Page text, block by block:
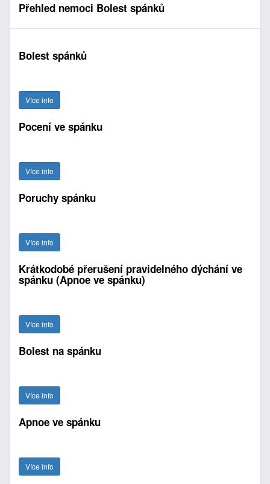
Přehled nemoci Bolest spánků
Bolest spánků
Více info
Pocení ve spánku
Více info
Poruchy spánku
Více info
Krátkodobé přerušení pravidelného dýchání ve
spánku (Apnoe ve spánku)
Více info
Bolest na spánku
Více info
Apnoe ve spánku
Více info